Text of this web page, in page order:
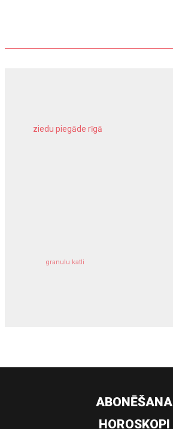
ziedu piegāde rīgā
granulu katli
ABONĒŠANA
HOROSKOPI